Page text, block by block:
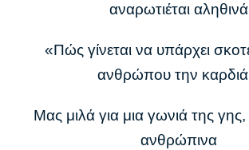
αναρωτιέται αληθινά
«Πώς γίνεται να υπάρχει
ανθρώπου την
Μας μιλά για μια γωνιά της
ανθρώπινα